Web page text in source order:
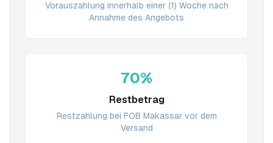
Vorauszahlung innerhalb einer (1) Woche nach
Annahme des Angebots
70%
Restbetrag
Restzahlung bei FOB Makassar vor dem
Versand